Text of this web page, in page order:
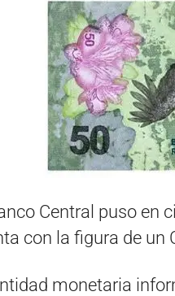
Central puso en
con la figura de un
monetaria